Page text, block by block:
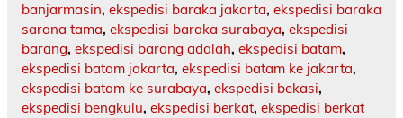
banjarmasin, ekspedisi baraka jakarta, ekspedisi baraka
sarana tama, ekspedisi baraka surabaya, ekspedisi
barang, ekspedisi barang adalah, ekspedisi batam,
ekspedisi batam jakarta, ekspedisi batam ke jakarta,
ekspedisi batam ke surabaya, ekspedisi bekasi,
ekspedisi bengkulu, ekspedisi berkat, ekspedisi berkat